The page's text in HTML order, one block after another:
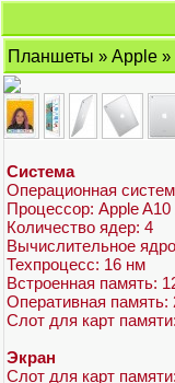
Планшеты » Apple »
Система
Операционная
Процессор: Apple
Количество ядер: 4
Вычислительное
Техпроцесс: 16 нм
Встроенная память:
Оперативная память:
Слот для карт
Экран
Слот для карт